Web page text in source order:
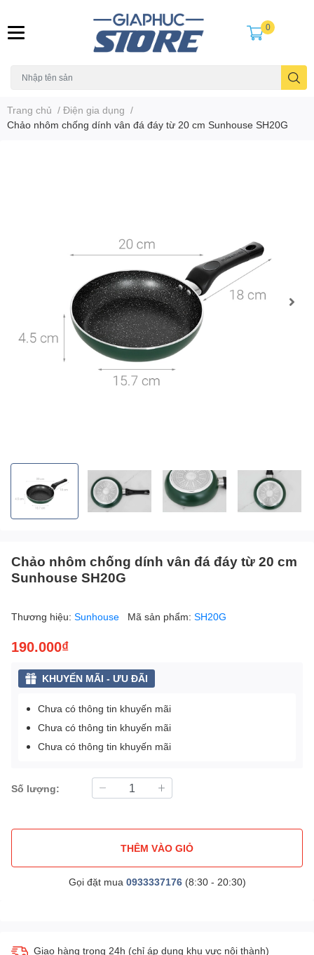
0
Trang chủ / Điện gia dụng /
Chảo nhôm chống dính vân đá đáy từ 20 cm Sunhouse SH20G
Chảo nhôm chống dính vân đá đáy từ 20 cm
Sunhouse SH20G
Thương hiệu: Sunhouse Mã sản phẩm: SH20G
190.000₫
KHUYẾN MÃI - ƯU ĐÃI
Chưa có thông tin khuyến mãi
Chưa có thông tin khuyến mãi
Chưa có thông tin khuyến mãi
Số lượng:
THÊM VÀO GIỎ
Gọi đặt mua 0933337176(8:30 - 20:30)
Giao hàng trong 24h (chỉ áp dụng khu vực nội thành)